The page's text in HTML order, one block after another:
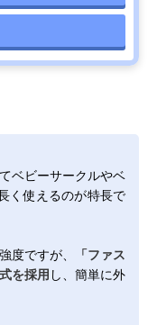
ベビーサークルやベ
く使えるのが特長で
度ですが、
「ファス
を採用 し、簡単に外